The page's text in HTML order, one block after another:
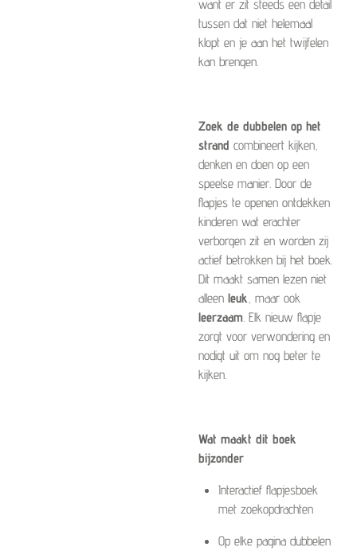
want er zit steeds een detail
tussen dat niet helemaal
klopt en je aan het twijfelen
kan brengen.
Zoek de dubbelen op het
strand combineert kijken,
denken en doen op een
speelse manier. Door de
flapjes te openen ontdekken
kinderen wat erachter
verborgen zit en worden zij
actief betrokken bij het boek.
Dit maakt samen lezen niet
alleen leuk , maar ook
leerzaam . Elk nieuw flapje
zorgt voor verwondering en
nodigt uit om nog beter te
kijken.
Wat maakt dit boek
bijzonder
Interactief flapjesboek
met zoekopdrachten
Op elke pagina dubbelen